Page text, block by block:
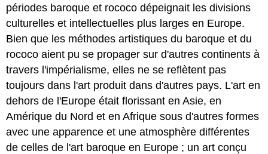
qui
signifie
perle
ou
pierre
irrégulière.
périodes baroque et rococo dépeignait les divisions
culturelles et intellectuelles plus larges en Europe.
Bien que les méthodes artistiques du baroque et du
rococo aient pu se propager sur d'autres continents à
travers l'impérialisme, elles ne se reflètent pas
toujours dans l'art produit dans d'autres pays. L'art en
dehors de l'Europe était florissant en Asie, en
Amérique du Nord et en Afrique sous d'autres formes
avec une apparence et une atmosphère différentes
de celles de l'art baroque en Europe ; un art conçu